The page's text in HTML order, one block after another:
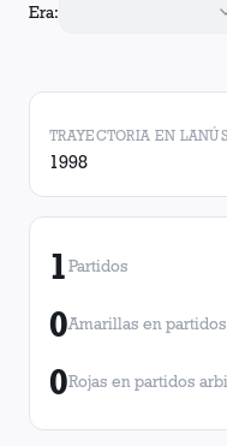
Era:
TRAYECTORIA EN LANÚS
1998
1Partidos
0Amarillas en
0Rojas en partidos